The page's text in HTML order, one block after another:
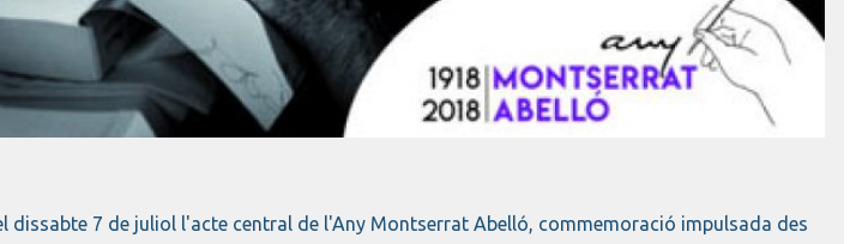
dissabte 7 de juliol l'acte central de l'Any Montserrat Abelló, commemoració impulsada des